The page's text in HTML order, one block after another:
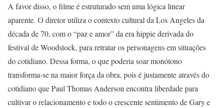
A favor disso, o filme é estruturado sem uma lógica linear
aparente. O diretor utiliza o contexto cultural da Los Angeles da
década de 70, com o “paz e amor” da era hippie derivada do
festival de Woodstock, para retratar os personagens em situações
do cotidiano. Dessa forma, o que poderia soar monótono
transforma-se na maior força da obra, pois é justamente através do
cotidiano que Paul Thomas Anderson encontra liberdade para
cultivar o relacionamento e todo o crescente sentimento de Gary e